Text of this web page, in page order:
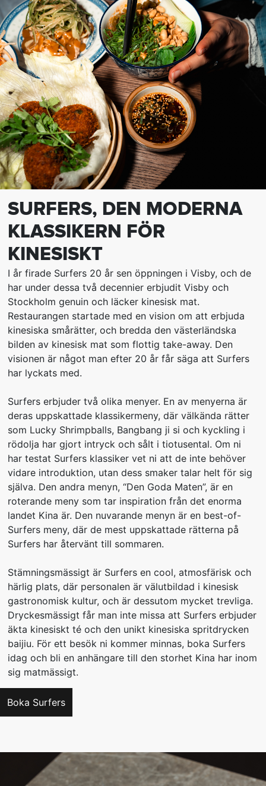
SURFERS, DEN MODERNA
KLASSIKERN FÖR
KINESISKT
I år firade Surfers 20 år sen öppningen i Visby, och de
har under dessa två decennier erbjudit Visby och
Stockholm genuin och läcker kinesisk mat.
Restaurangen startade med en vision om att erbjuda
kinesiska smårätter, och bredda den västerländska
bilden av kinesisk mat som flottig take-away. Den
visionen är något man efter 20 år får säga att Surfers
har lyckats med.
Surfers erbjuder två olika menyer. En av menyerna är
deras uppskattade klassikermeny, där välkända rätter
som Lucky Shrimpballs, Bangbang ji si och kyckling i
rödolja har gjort intryck och sålt i tiotusental. Om ni
har testat Surfers klassiker vet ni att de inte behöver
vidare introduktion, utan dess smaker talar helt för sig
själva. Den andra menyn, “Den Goda Maten”, är en
roterande meny som tar inspiration från det enorma
landet Kina är. Den nuvarande menyn är en best-of-
Surfers meny, där de mest uppskattade rätterna på
Surfers har återvänt till sommaren.
Stämningsmässigt är Surfers en cool, atmosfärisk och
härlig plats, där personalen är välutbildad i kinesisk
gastronomisk kultur, och är dessutom mycket trevliga.
Dryckesmässigt får man inte missa att Surfers erbjuder
äkta kinesiskt té och den unikt kinesiska spritdrycken
baijiu. För ett besök ni kommer minnas, boka Surfers
idag och bli en anhängare till den storhet Kina har inom
sig matmässigt.
Boka Surfers